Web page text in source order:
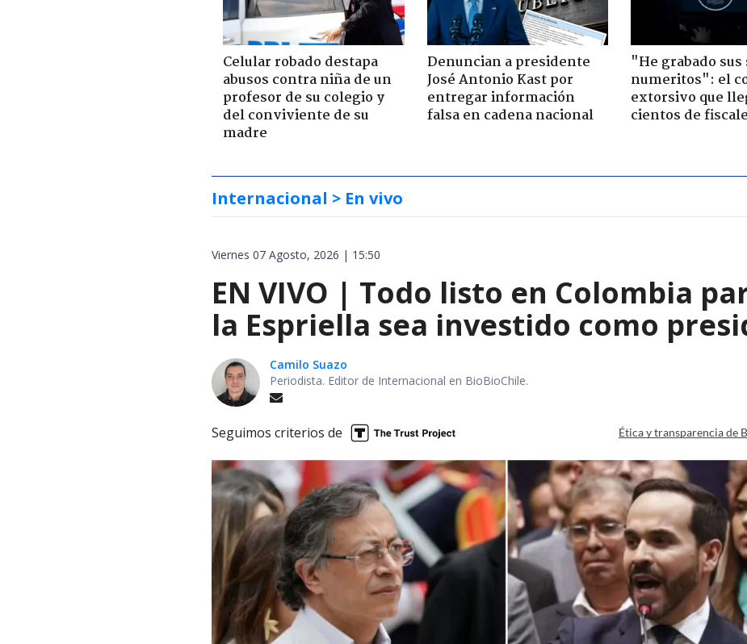
Celular robado destapa
abusos contra niña de un
profesor de su colegio y
del conviviente de su
madre
Denuncian a presidente
José Antonio Kast por
entregar información
falsa en cadena nacional
"He grabado sus
numeritos": el
extorsivo que
cientos de
Internacional > En vivo
Viernes 07 Agosto, 2026 | 15:50
EN VIVO | Todo listo en Colombia
la Espriella sea investido como
Camilo Suazo
Periodista. Editor de Internacional en BioBioChile.
Seguimos criterios de Ética y transparencia de